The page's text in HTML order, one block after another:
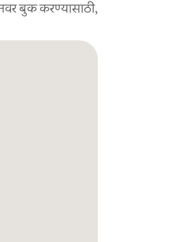
बुक करण्यासाठी,